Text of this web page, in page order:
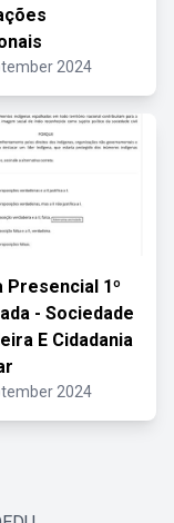
2024
Presencial 1º
- Sociedade
E Cidadania
2024